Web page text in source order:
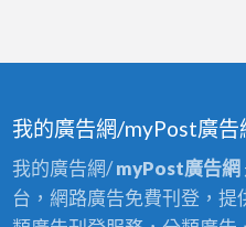
我的廣告網/myPost廣告
我的廣告網/myPost廣告網
台，網路廣告免費刊登，